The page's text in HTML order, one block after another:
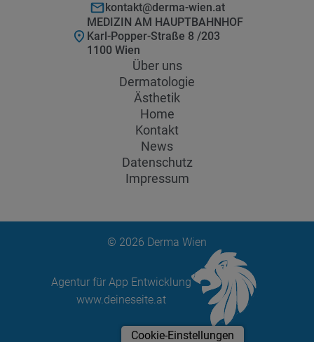
kontakt@derma-wien.at
MEDIZIN AM HAUPTBAHNHOF
Karl-Popper-Straße 8 /203
1100 Wien
Über uns
Dermatologie
Ästhetik
Home
Kontakt
News
Datenschutz
Impressum
© 2026 Derma Wien
Agentur für App Entwicklung
www.deineseite.at
Cookie-Einstellungen